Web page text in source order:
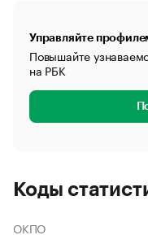
Управляйте
Повышайте
на РБК
Коды
ОКПО